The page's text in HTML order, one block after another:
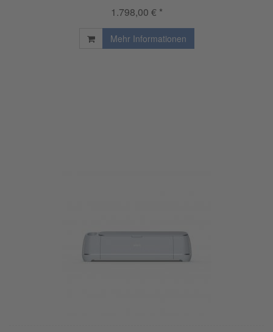
1.798,00 € *
Mehr Informationen